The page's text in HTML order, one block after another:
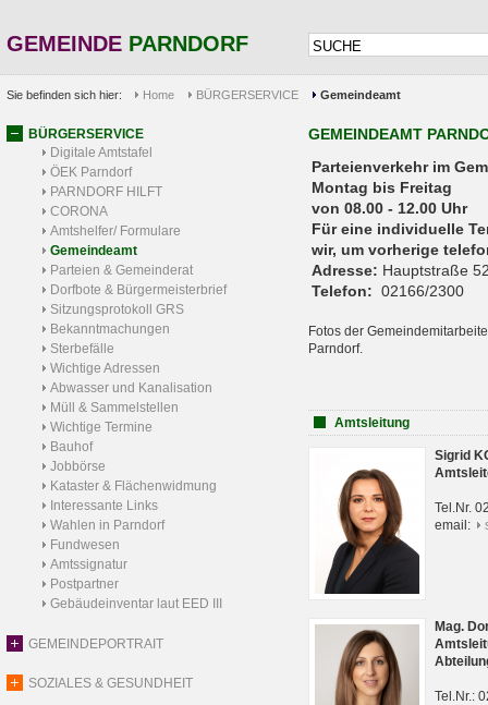
GEMEINDE PARNDORF
Sie befinden sich hier: Home BÜRGERSERVICE Gemeindeamt
BÜRGERSERVICE
Digitale Amtstafel
ÖEK Parndorf
PARNDORF HILFT
CORONA
Amtshelfer/ Formulare
Gemeindeamt
Parteien & Gemeinderat
Dorfbote & Bürgermeisterbrief
Sitzungsprotokoll GRS
Bekanntmachungen
Sterbefälle
Wichtige Adressen
Abwasser und Kanalisation
Müll & Sammelstellen
Wichtige Termine
Bauhof
Jobbörse
Kataster & Flächenwidmung
Interessante Links
Wahlen in Parndorf
Fundwesen
Amtssignatur
Postpartner
Gebäudeinventar laut EED III
GEMEINDEPORTRAIT
SOZIALES & GESUNDHEIT
GEMEINDEAMT
Parteienverkehr
Montag bis Freitag
von 08.00 - 12.00 Uhr
Für eine individuelle
wir, um vorherige
Adresse: Hauptstraße
Telefon: 02166/2300
Fotos der
Parndorf.
Amtsleitung
Sigrid
Tel.Nr.
email:
Mag.
Tel.Nr.: